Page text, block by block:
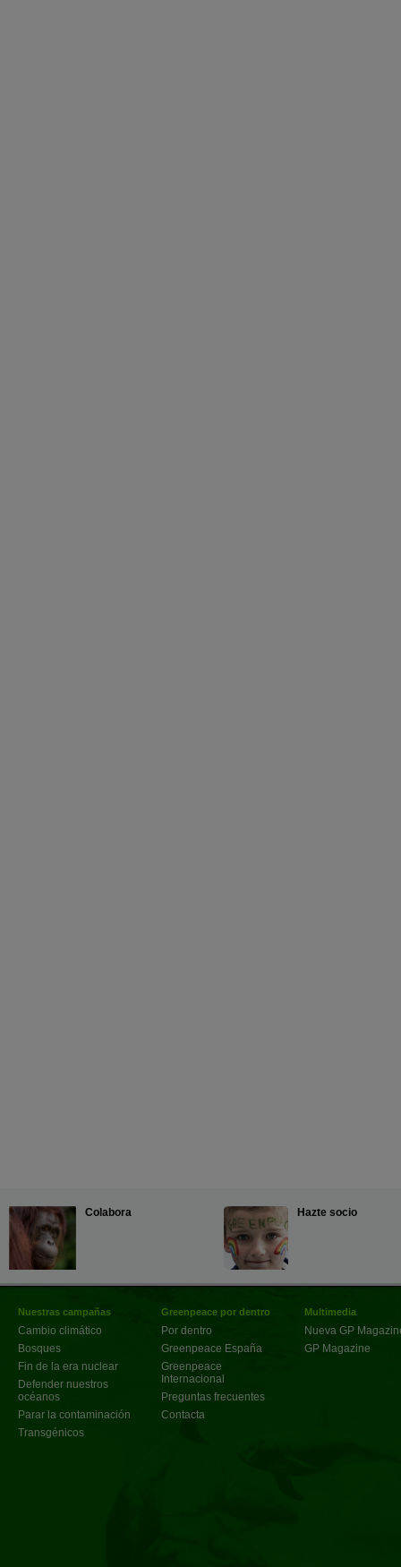
Colabora Hazte socio
Nuestras campañas
Cambio climático
Bosques
Fin de la era nuclear
Defender nuestros
océanos
Parar la contaminación
Transgénicos
Greenpeace por dentro
Por dentro
Greenpeace España
Greenpeace
Internacional
Preguntas frecuentes
Contacta
Multimedia
Nueva GP
GP Magazine